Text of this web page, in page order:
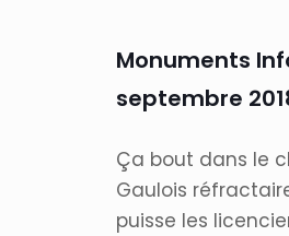
Monuments
septembre
Ça bout dans le
Gaulois
puisse les